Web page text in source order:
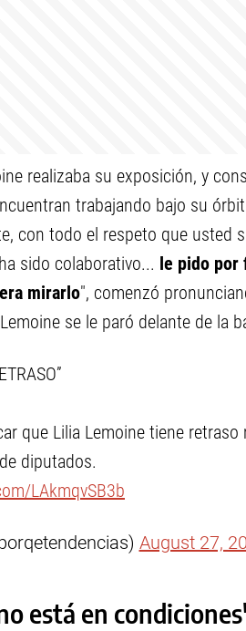
realizaba su exposición, y
trabajando bajo su
con todo el respeto que usted
sido colaborativo... le pido por
mirarlo", comenzó
se le paró delante de la
que Lilia Lemoine tiene retraso
diputados.
LAkmqvSB3b
August 27,
está en